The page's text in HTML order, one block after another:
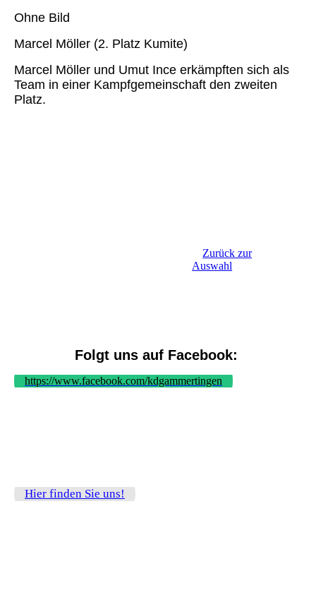
Ohne Bild
Marcel Möller (2. Platz Kumite)
Marcel Möller und Umut Ince erkämpften sich als
Team in einer Kampfgemeinschaft den zweiten
Platz.
Zurück zur
Auswahl
Folgt uns auf Facebook:
https://www.facebook.com/kdgammertingen
Hier finden Sie uns!